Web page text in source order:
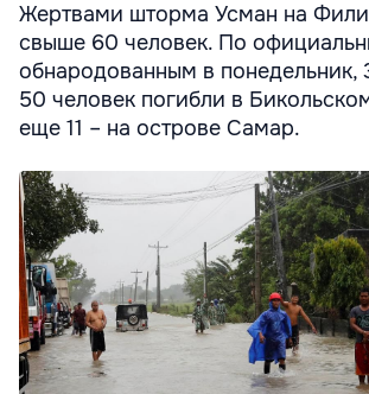
Жертвами шторма Усман на
свыше 60 человек. По
обнародованным в понедельник,
50 человек погибли в
еще 11 – на острове Самар.